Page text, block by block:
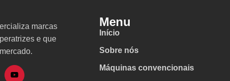
marcas
e que
Menu
Início
Sobre nós
Máquinas convencionais